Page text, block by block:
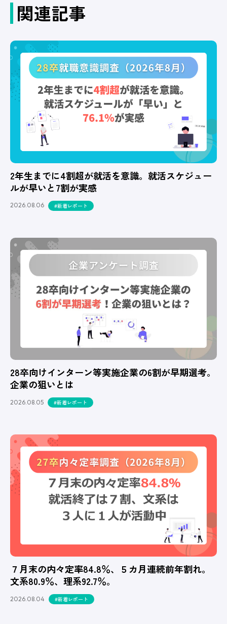
関連記事
2年生までに4割超が就活を意識。就活スケジュー
ルが早いと7割が実感
2026.08.06 #新着レポート
28卒向けインターン等実施企業の6割が早期選考。
企業の狙いとは
2026.08.05 #新着レポート
７月末の内々定率84.8％、５カ月連続前年割れ。
文系80.9％、理系92.7％。
2026.08.04 #新着レポート